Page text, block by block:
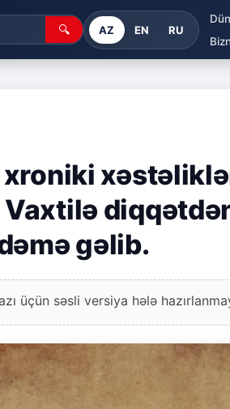
🔍 AZ EN RU
xroniki
gəlib.
üçün səsli versiya hələ